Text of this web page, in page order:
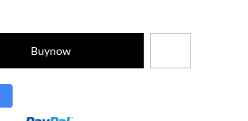
Buynow